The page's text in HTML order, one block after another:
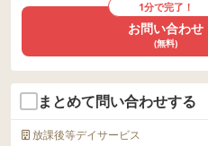
1分で完了！
お問い合わせ
(無料)
まとめて問い合わせする
放課後等デイサービス